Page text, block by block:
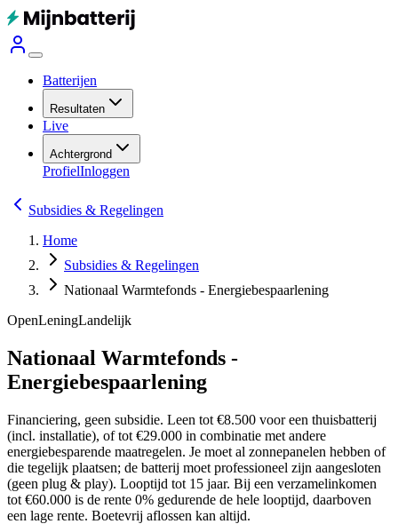
Batterijen
Resultaten
Live
Achtergrond
ProfielInloggen
Subsidies & Regelingen
Home
Subsidies & Regelingen
Nationaal Warmtefonds - Energiebespaarlening
OpenLeningLandelijk
Nationaal Warmtefonds -
Energiebespaarlening
Financiering, geen subsidie. Leen tot €8.500 voor een thuisbatterij
(incl. installatie), of tot €29.000 in combinatie met andere
energiebesparende maatregelen. Je moet al zonnepanelen hebben of
die tegelijk plaatsen; de batterij moet professioneel zijn aangesloten
(geen plug & play). Looptijd tot 15 jaar. Bij een verzamelinkomen
tot €60.000 is de rente 0% gedurende de hele looptijd, daarboven
een lage rente. Boetevrij aflossen kan altijd.